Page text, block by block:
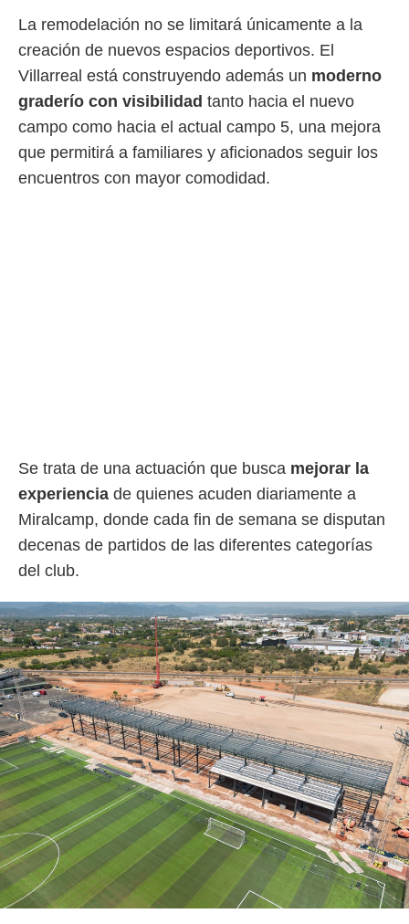
La remodelación no se limitará únicamente a la
creación de nuevos espacios deportivos. El
Villarreal está construyendo además un moderno
graderío con visibilidad tanto hacia el nuevo
campo como hacia el actual campo 5, una mejora
que permitirá a familiares y aficionados seguir los
encuentros con mayor comodidad.
Se trata de una actuación que busca mejorar la
experiencia de quienes acuden diariamente a
Miralcamp, donde cada fin de semana se disputan
decenas de partidos de las diferentes categorías
del club.